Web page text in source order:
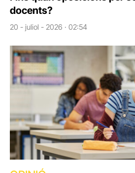
docents?
20 - juliol - 2026 · 02:54